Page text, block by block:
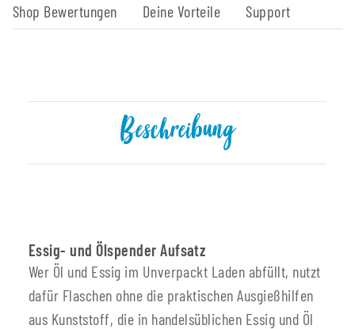
Shop Bewertungen
Deine Vorteile Support
Beschreibung
Essig- und Ölspender Aufsatz
Wer Öl und Essig im Unverpackt Laden abfüllt, nutzt
dafür Flaschen ohne die praktischen Ausgießhilfen
aus Kunststoff, die in handelsüblichen Essig und Öl